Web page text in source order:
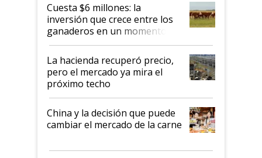
Cuesta $6 millones: la
inversión que crece entre los
ganaderos en un momento
histórico para la actividad
La hacienda recuperó precio,
pero el mercado ya mira el
próximo techo
China y la decisión que puede
cambiar el mercado de la carne